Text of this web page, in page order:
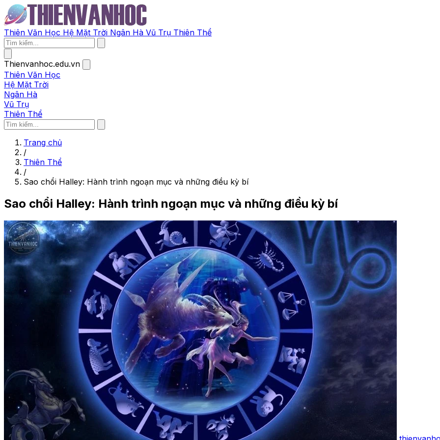
Thiên Văn Học Hệ Mặt Trời Ngân Hà Vũ Trụ Thiên Thể
Thienvanhoc.edu.vn
Thiên Văn Học
Hệ Mặt Trời
Ngân Hà
Vũ Trụ
Thiên Thể
Trang chủ
/
Thiên Thể
/
Sao chổi Halley: Hành trình ngoạn mục và những điều kỳ bí
Sao chổi Halley: Hành trình ngoạn mục và những điều kỳ bí